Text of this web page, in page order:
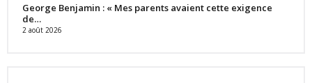
George Benjamin : « Mes parents avaient cette exigence
de…
2 août 2026